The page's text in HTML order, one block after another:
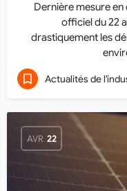
Dernière mesure
officiel du 22
drastiquement les
Actualités de
AVR 22